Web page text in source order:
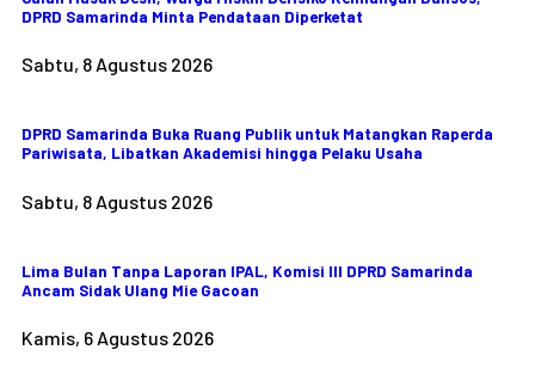
DPRD Samarinda Minta Pendataan Diperketat
Sabtu, 8 Agustus 2026
DPRD Samarinda Buka Ruang Publik untuk Matangkan Raperda
Pariwisata, Libatkan Akademisi hingga Pelaku Usaha
Sabtu, 8 Agustus 2026
Lima Bulan Tanpa Laporan IPAL, Komisi III DPRD Samarinda
Ancam Sidak Ulang Mie Gacoan
Kamis, 6 Agustus 2026